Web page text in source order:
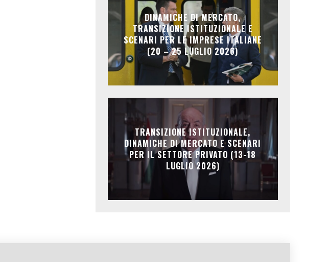
DINAMICHE DI MERCATO,
TRANSIZIONE ISTITUZIONALE E
SCENARI PER LE IMPRESE ITALIANE
(20 – 25 LUGLIO 2026)
TRANSIZIONE ISTITUZIONALE,
DINAMICHE DI MERCATO E SCENARI
PER IL SETTORE PRIVATO (13-18
LUGLIO 2026)